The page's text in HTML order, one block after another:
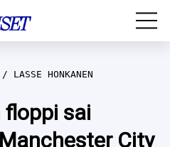
LASSE HONKANEN
sai
City